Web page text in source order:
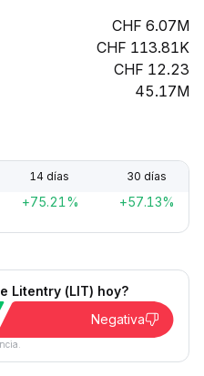
6.07M
113.81K
12.23
45.17M
14 días 30 días
+75.21% +57.13%
Litentry (LIT) hoy?
Negativa